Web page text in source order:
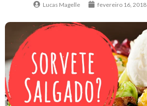
Lucas Magelle fevereiro 16, 2018